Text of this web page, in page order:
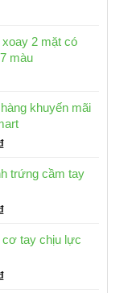
tại
là:
2 mặt có
màu
tại
là:
35.000 ₫.
khuyến mãi
trứng cầm tay
cơ tay chịu lực